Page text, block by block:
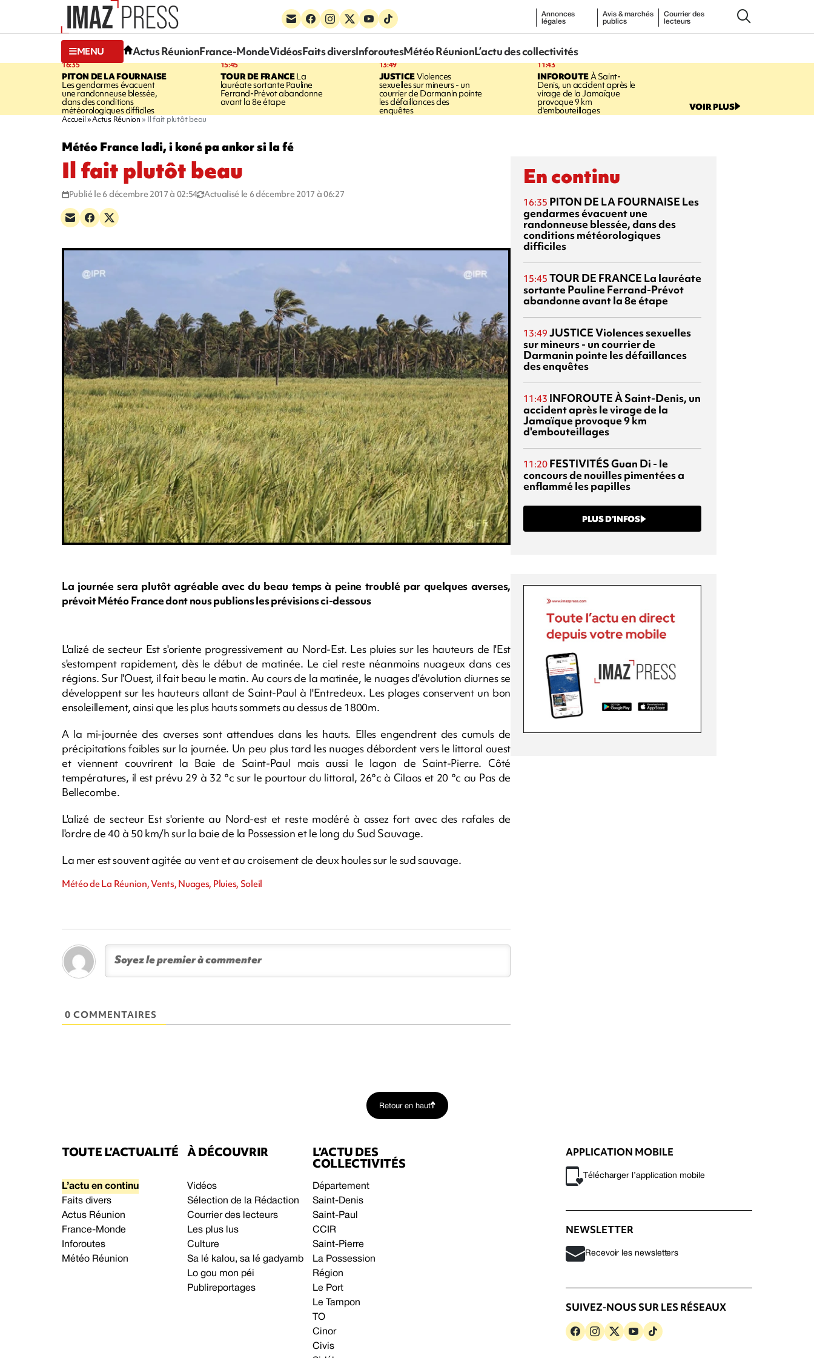
Annonces
légales
Avis & marchés
publics
Courrier des
lecteurs
MENU Actus RéunionFrance-MondeVidéosFaits diversInforoutesMétéo RéunionL’actu des collectivités
16:35
PITON DE LA FOURNAISE
Les gendarmes évacuent
une randonneuse blessée,
dans des conditions
météorologiques difficiles
15:45
TOUR DE FRANCELa
lauréate sortante Pauline
Ferrand-Prévot abandonne
avant la 8e étape
13:49
JUSTICEViolences
sexuelles sur mineurs - un
courrier de Darmanin pointe
les défaillances des
enquêtes
11:43
INFOROUTEÀ Saint-
Denis, un accident après le
virage de la Jamaïque
provoque 9 km
d'embouteillages VOIR PLUS
Accueil Actus Réunion Il fait plutôt beau
Météo France ladi, i koné pa ankor si la fé
Il fait plutôt beau
Publié le 6 décembre 2017 à 02:54 Actualisé le 6 décembre 2017 à 06:27
La journée sera plutôt agréable avec du beau temps à peine troublé par quelques averses,
prévoit Météo France dont nous publions les prévisions ci-dessous
L'alizé de secteur Est s'oriente progressivement au Nord-Est. Les pluies sur les hauteurs de l'Est
s'estompent rapidement, dès le début de matinée. Le ciel reste néanmoins nuageux dans ces
régions. Sur l'Ouest, il fait beau le matin. Au cours de la matinée, le nuages d'évolution diurnes se
développent sur les hauteurs allant de Saint-Paul à l'Entredeux. Les plages conservent un bon
ensoleillement, ainsi que les plus hauts sommets au dessus de 1800m.
A la mi-journée des averses sont attendues dans les hauts. Elles engendrent des cumuls de
précipitations faibles sur la journée. Un peu plus tard les nuages débordent vers le littoral ouest
et viennent couvrirent la Baie de Saint-Paul mais aussi le lagon de Saint-Pierre. Côté
températures, il est prévu 29 à 32 °c sur le pourtour du littoral, 26°c à Cilaos et 20 °c au Pas de
Bellecombe.
L'alizé de secteur Est s'oriente au Nord-est et reste modéré à assez fort avec des rafales de
l'ordre de 40 à 50 km/h sur la baie de la Possession et le long du Sud Sauvage.
La mer est souvent agitée au vent et au croisement de deux houles sur le sud sauvage.
Météo de La Réunion, Vents, Nuages, Pluies, Soleil
0 COMMENTAIRES
En continu
16:35 PITON DE LA FOURNAISE Les
gendarmes évacuent une
randonneuse blessée, dans des
conditions météorologiques
difficiles
15:45 TOUR DE FRANCE La lauréate
sortante Pauline Ferrand-Prévot
abandonne avant la 8e étape
13:49 JUSTICEViolences sexuelles
sur mineurs - un courrier de
Darmanin pointe les défaillances
des enquêtes
11:43 INFOROUTEÀ Saint-Denis, un
accident après le virage de la
Jamaïque provoque 9 km
d'embouteillages
11:20 FESTIVITÉSGuan Di - le
concours de nouilles pimentées a
enflammé les papilles
PLUS D’INFOS
Retour en haut
TOUTE L’ACTUALITÉ
L’actu en continu
Faits divers
Actus Réunion
France-Monde
Inforoutes
Météo Réunion
À DÉCOUVRIR
Vidéos
Sélection de la Rédaction
Courrier des lecteurs
Les plus lus
Culture
Sa lé kalou, sa lé gadyamb
Lo gou mon péi
Publireportages
L’ACTU DES
COLLECTIVITÉS
Département
Saint-Denis
Saint-Paul
CCIR
Saint-Pierre
La Possession
Région
Le Port
Le Tampon
TO
Cinor
Civis
APPLICATION MOBILE
Télécharger l’application mobile
NEWSLETTER
Recevoir les newsletters
SUIVEZ-NOUS SUR LES RÉSEAUX